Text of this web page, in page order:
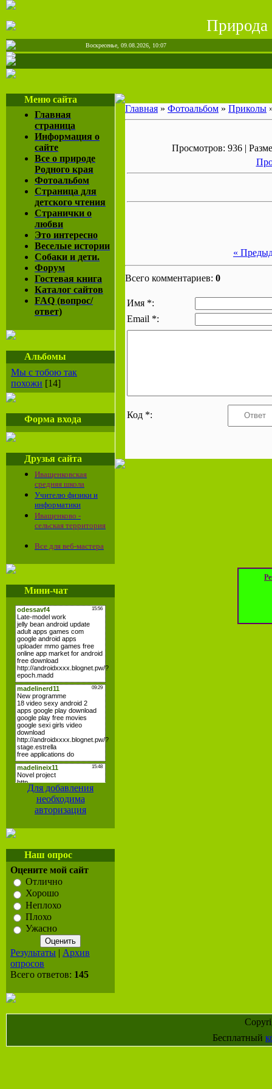
Природа
Воскресенье, 09.08.2026, 10:07
Меню сайта
Главная
страница
Информация о
сайте
Все о природе
Родного края
Фотоальбом
Страница для
детского чтения
Странички о
любви
Это интересно
Веселые истории
Собаки и дети.
Форум
Гостевая книга
Каталог сайтов
FAQ (вопрос/
ответ)
Альбомы
Мы с тобою так
похожи [14]
Форма входа
Друзья сайта
Иващенковская
средняя школа
Учителю физики и
информатики
Иващенково -
сельская территория
Все для веб-мастера
Мини-чат
Для добавления
необходима
авторизация
Наш опрос
Оцените мой сайт
Отлично
Хорошо
Неплохо
Плохо
Ужасно
Результаты | Архив
опросов
Всего ответов: 145
Главная » Фотоальбом » Приколы
Просмотров: 936 |
«
Всего комментариев: 0
Имя *:
Email *:
Код *:
Бесплатный